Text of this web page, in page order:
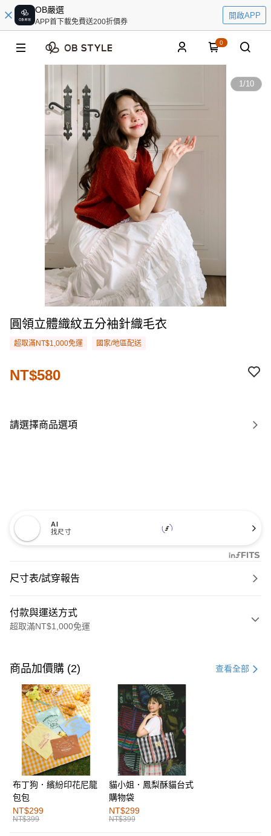
OB嚴選
APP首下載免費送200折價券
開啟APP
0
1/10
圓領立體織紋五分袖針織毛衣
超取滿NT$1,000免運 國家/地區配送
NT$580
請選擇商品選項
AI
找尺寸
尺寸表/試穿報告
付款與運送方式
超取滿NT$1,000免運
信用卡一次付款
購物金
超商取貨付款
LINE Pay
街口支付
運送方式
全家取貨付款
每筆NT$60，滿NT$1,000(含以上)免運費
商品加價購 (2) 查看全部
布丁狗．繽紛印花尼龍
包包
NT$299
NT$399
貓小姐．鳳梨酥貓台式
購物袋
NT$299
NT$399